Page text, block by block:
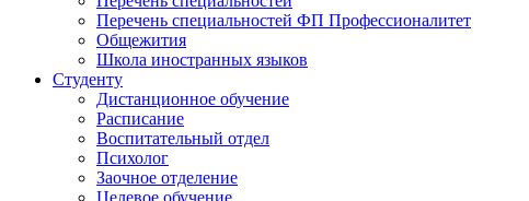
Перечень специальностей ФП Профессионалитет
Общежития
Школа иностранных языков
Студенту
Дистанционное обучение
Расписание
Воспитательный отдел
Психолог
Заочное отделение
Целевое обучение